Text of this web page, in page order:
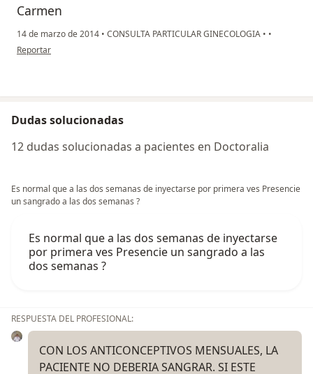
Carmen
14 de marzo de 2014 • CONSULTA PARTICULAR GINECOLOGIA • •
en opinión del usuario paciente
Reportar
Dudas solucionadas
12 dudas solucionadas a pacientes en Doctoralia
Es normal que a las dos semanas de inyectarse por primera ves Presencie
un sangrado a las dos semanas ?
Es normal que a las dos semanas de inyectarse
por primera ves Presencie un sangrado a las
dos semanas ?
RESPUESTA DEL PROFESIONAL:
CON LOS ANTICONCEPTIVOS MENSUALES, LA
PACIENTE NO DEBERIA SANGRAR. SI ESTE